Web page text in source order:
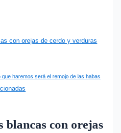
con orejas de cerdo y verduras
que haremos será el remojo de las habas
blancas con orejas